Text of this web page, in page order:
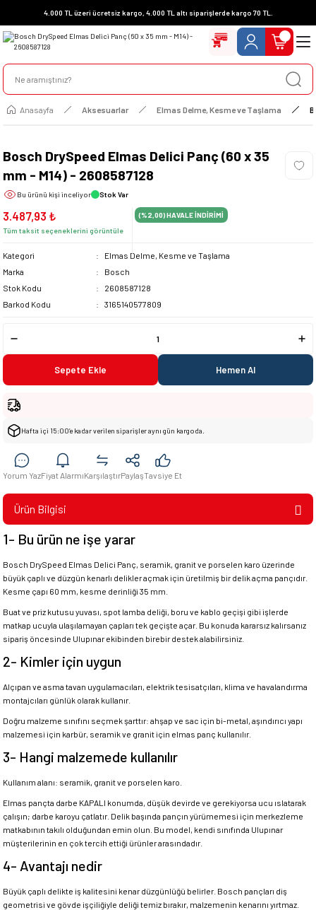
4.000 TL üzeri ücretsiz kargo, 4.000 TL altı siparişlerde kargo 70 TL.
Anasayfa Aksesuarlar Elmas Delme, Kesme ve Taşlama
Bosch DrySpeed Elmas Delici Panç (60 x 35
mm - M14) - 2608587128
Bu ürünü kişi inceliyor Stok Var
3.487,93 ₺
Tüm taksit seçeneklerini görüntüle
(%2,00)HAVALE İNDİRİMİ
Kategori
Elmas Delme, Kesme ve Taşlama
Marka
Bosch
Stok Kodu
2608587128
Barkod Kodu
3165140577809
Sepete Ekle Hemen Al
Hafta içi 15:00’e kadar verilen siparişler aynı gün kargoda.
Yorum YazFiyat AlarmıKarşılaştırPaylaşTavsiye Et
Ürün Bilgisi
1- Bu ürün ne işe yarar
Bosch DrySpeed Elmas Delici Panç, seramik, granit ve porselen karo üzerinde
büyük çaplı ve düzgün kenarlı delikler açmak için üretilmiş bir delik açma pançıdır.
Kesme çapı 60 mm, kesme derinliği 35 mm.
Buat ve priz kutusu yuvası, spot lamba deliği, boru ve kablo geçişi gibi işlerde
matkap ucuyla ulaşılamayan çapları tek geçişte açar. Bu konuda kararsız kalırsanız
sipariş öncesinde Ulupınar ekibinden birebir destek alabilirsiniz.
2- Kimler için uygun
Alçıpan ve asma tavan uygulamacıları, elektrik tesisatçıları, klima ve havalandırma
montajcıları günlük olarak kullanır.
Doğru malzeme sınıfını seçmek şarttır: ahşap ve sac için bi-metal, aşındırıcı yapı
malzemesi için karbür, seramik ve granit için elmas panç kullanılır.
3- Hangi malzemede kullanılır
Kullanım alanı: seramik, granit ve porselen karo.
Elmas pançta darbe KAPALI konumda, düşük devirde ve gerekiyorsa ucu ıslatarak
çalışın; darbe karoyu çatlatır. Delik başında pançın yürümemesi için merkezleme
matkabının takılı olduğundan emin olun. Bu model, kendi sınıfında Ulupınar
müşterilerinin en çok tercih ettiği ürünler arasındadır.
4- Avantajı nedir
Büyük çaplı delikte iş kalitesini kenar düzgünlüğü belirler. Bosch pançları diş
geometrisi ve gövde işçiliğiyle deliği temiz bırakır, malzemenin kenarını yırtmaz.